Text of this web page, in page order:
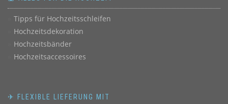
Tipps für Hochzeitsschleifen
Hochzeitsdekoration
Hochzeitsbänder
Hochzeitsaccessoires
✈ FLEXIBLE LIEFERUNG MIT